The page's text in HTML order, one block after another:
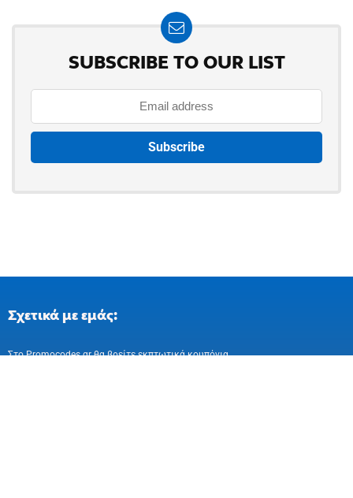
SUBSCRIBE TO OUR LIST
Σχετικά με εμάς:
Στo Promocodes.gr θα βρείτε εκπτωτικά κουπόνια